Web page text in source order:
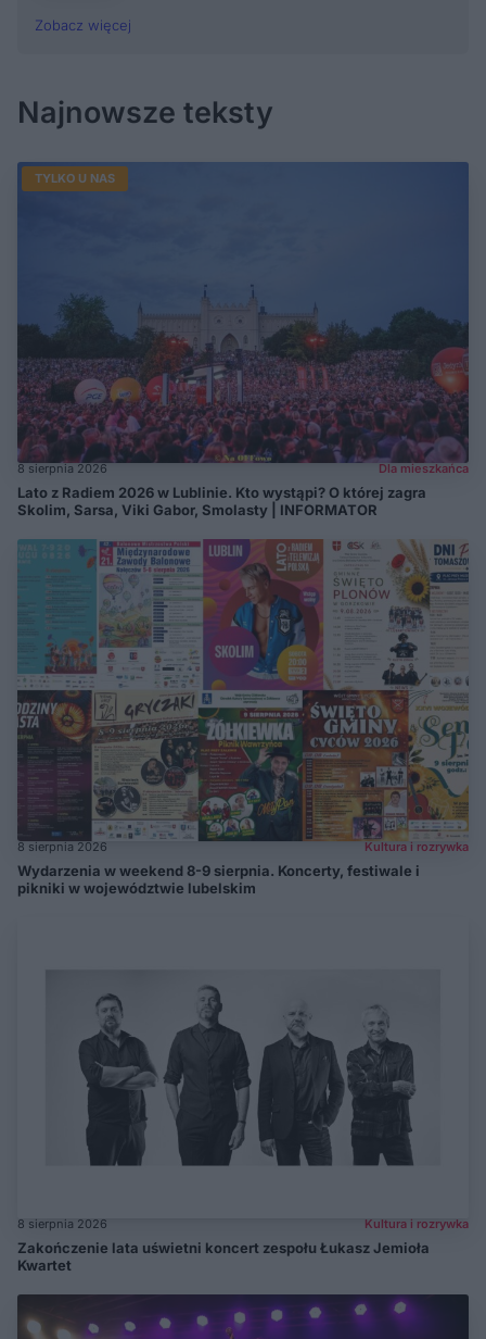
Zobacz więcej
Najnowsze teksty
TYLKO U NAS
8 sierpnia 2026 Dla mieszkańca
Lato z Radiem 2026 w Lublinie. Kto wystąpi? O której zagra
Skolim, Sarsa, Viki Gabor, Smolasty | INFORMATOR
8 sierpnia 2026 Kultura i rozrywka
Wydarzenia w weekend 8-9 sierpnia. Koncerty, festiwale i
pikniki w województwie lubelskim
8 sierpnia 2026 Kultura i rozrywka
Zakończenie lata uświetni koncert zespołu Łukasz Jemioła
Kwartet